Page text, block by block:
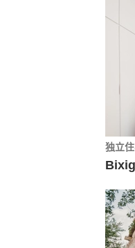
独立